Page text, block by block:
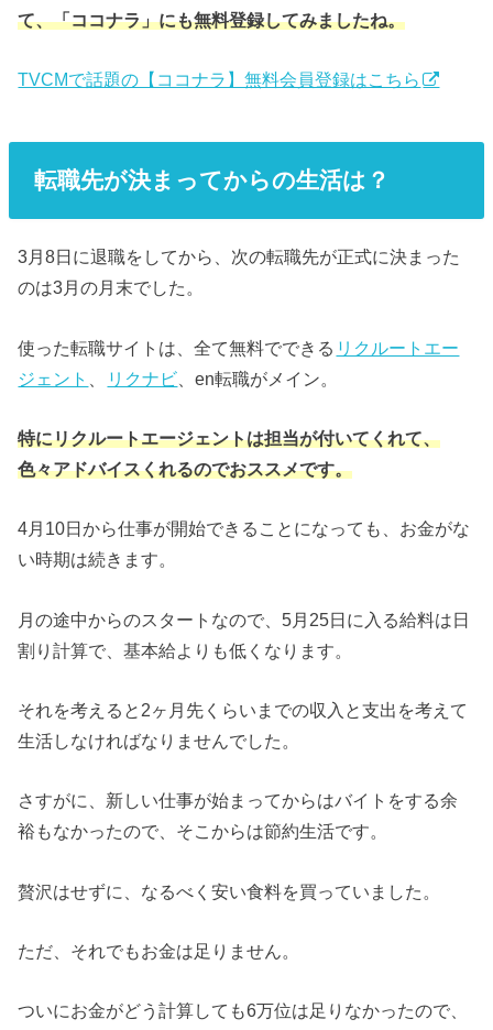
て、「ココナラ」にも無料登録してみましたね。
TVCMで話題の【ココナラ】無料会員登録はこちら
転職先が決まってからの生活は？
3月8日に退職をしてから、次の転職先が正式に決まった
のは3月の月末でした。
使った転職サイトは、全て無料でできる リクルートエー
ジェント
リクナビ 、en転職がメイン。
特にリクルートエージェントは担当が付いてくれて、
色々アドバイスくれるのでおススメです。
4月10日から仕事が開始できることになっても、お金がな
い時期は続きます。
月の途中からのスタートなので、5月25日に入る給料は日
割り計算で、基本給よりも低くなります。
それを考えると2ヶ月先くらいまでの収入と支出を考えて
生活しなければなりませんでした。
さすがに、新しい仕事が始まってからはバイトをする余
裕もなかったので、そこからは節約生活です。
贅沢はせずに、なるべく安い食料を買っていました。
ただ、それでもお金は足りません。
ついにお金がどう計算しても6万位は足りなかったので、